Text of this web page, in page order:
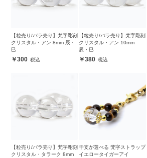
【粒売り/バラ売り】梵字彫刻
クリスタル・アン 8mm 辰・
巳
300
【粒売り/バラ売り】梵字彫刻
クリスタル・アン 10mm
辰・巳
380
【粒売り/バラ売り】梵字彫刻
クリスタル・タラーク 8mm
干支が選べる 梵字ストラップ
イエロータイガーアイ